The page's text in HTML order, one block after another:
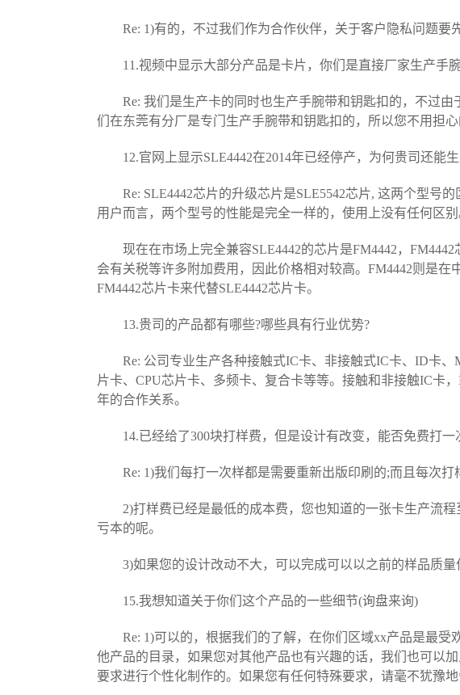
Re: 1)有的，不过我们作为合作伙伴，关于客户隐私问题要
11.视频中显示大部分产品是卡片，你们是直接厂家生产手
Re: 我们是生产卡的同时也生产手腕带和钥匙扣的，不过由
们在东莞有分厂是专门生产手腕带和钥匙扣的，所以您不用担心
12.官网上显示SLE4442在2014年已经停产，为何贵司还能生
Re: SLE4442芯片的升级芯片是SLE5542芯片, 这两个型号的
用户而言，两个型号的性能是完全一样的，使用上没有任何区别
现在在市场上完全兼容SLE4442的芯片是FM4442，FM4442
会有关税等许多附加费用，因此价格相对较高。FM4442则是
FM4442芯片卡来代替SLE4442芯片卡。
13.贵司的产品都有哪些?哪些具有行业优势?
Re: 公司专业生产各种接触式IC卡、非接触式IC卡、ID卡、
片卡、CPU芯片卡、多频卡、复合卡等等。接触和非接触IC卡
年的合作关系。
14.已经给了300块打样费，但是设计有改变，能否免费打一
Re: 1)我们每打一次样都是需要重新出版印刷的;而且每次打
2)打样费已经是最低的成本费，您也知道的一张卡生产流程
亏本的呢。
3)如果您的设计改动不大，可以完成可以以之前的样品质量
15.我想知道关于你们这个产品的一些细节(询盘来询)
Re: 1)可以的，根据我们的了解，在你们区域xx产品是最受
他产品的目录，如果您对其他产品也有兴趣的话，我们也可以
要求进行个性化制作的。如果您有任何特殊要求，请毫不犹豫